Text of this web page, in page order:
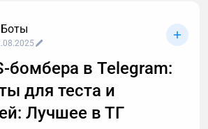
разговоры в текст,
любые устные договоренности
Рассказываю принцип
способы ее применения. А
автоматическую
если вы не разбираетесь в
бомбера в Telegram:
для теста и
Лучшее в ТГ